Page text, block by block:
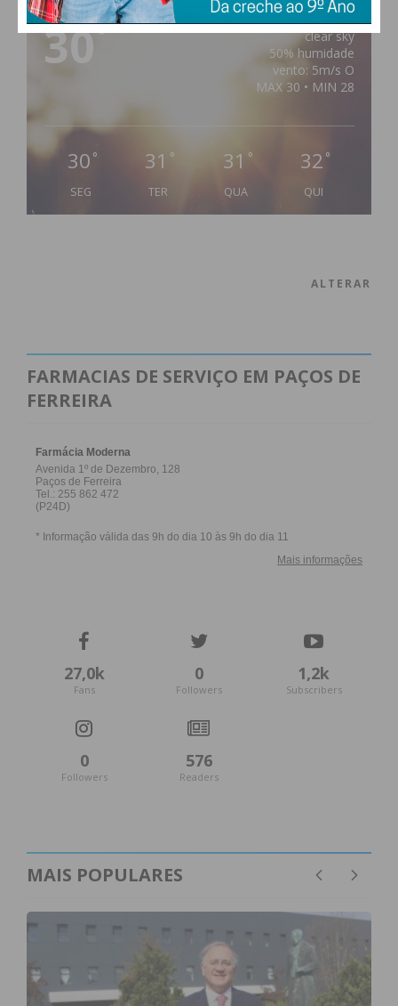
30°
clear sky
50% humidade
vento: 5m/s O
MAX 30 • MIN 28
30 °
SEG
31 °
TER
31 °
QUA
32 °
QUI
ALTERAR
FARMACIAS DE SERVIÇO EM PAÇOS DE
FERREIRA
27,0k
Fans
0
Followers
1,2k
Subscribers
0
Followers
576
Readers
MAIS POPULARES